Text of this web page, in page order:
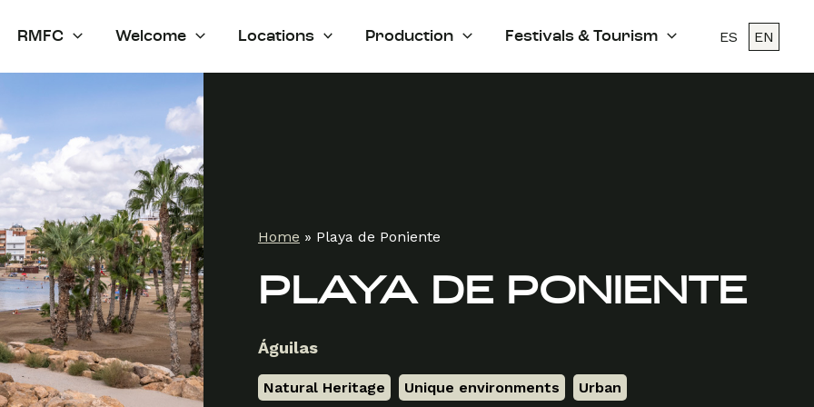
RMFC Welcome Locations Production Festivals & Tourism ES EN
Home » Playa de Poniente
PLAYA DE PONIENTE
Águilas
Natural Heritage Unique environments Urban